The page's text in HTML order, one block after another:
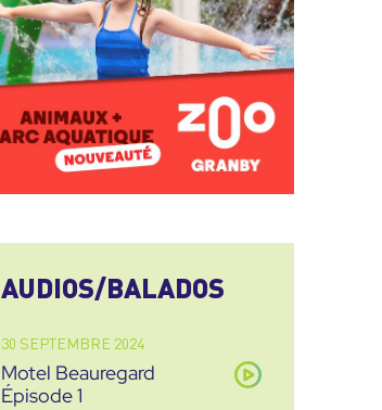
AUDIOS/BALADOS
30 SEPTEMBRE 2024
Motel Beauregard
Épisode 1